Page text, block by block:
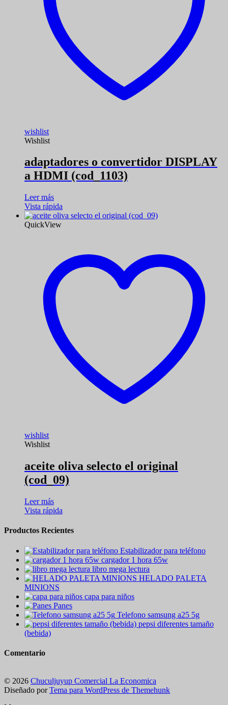
wishlist
Wishlist
adaptadores o convertidor DISPLAY
a HDMI (cod_1103)
Leer más
Vista rápida
QuickView
wishlist
Wishlist
aceite oliva selecto el original
(cod_09)
Leer más
Vista rápida
Productos Recientes
Estabilizador para teléfono
cargador 1 hora 65w
libro mega lectura
HELADO PALETA
MINIONS
capa para niños
Panes
Telefono samsung a25 5g
pepsi diferentes tamaño
(bebida)
Comentario
© 2026 Chuculjuyup Comercial La Economica
Diseñado por Tema para WordPress de Themehunk